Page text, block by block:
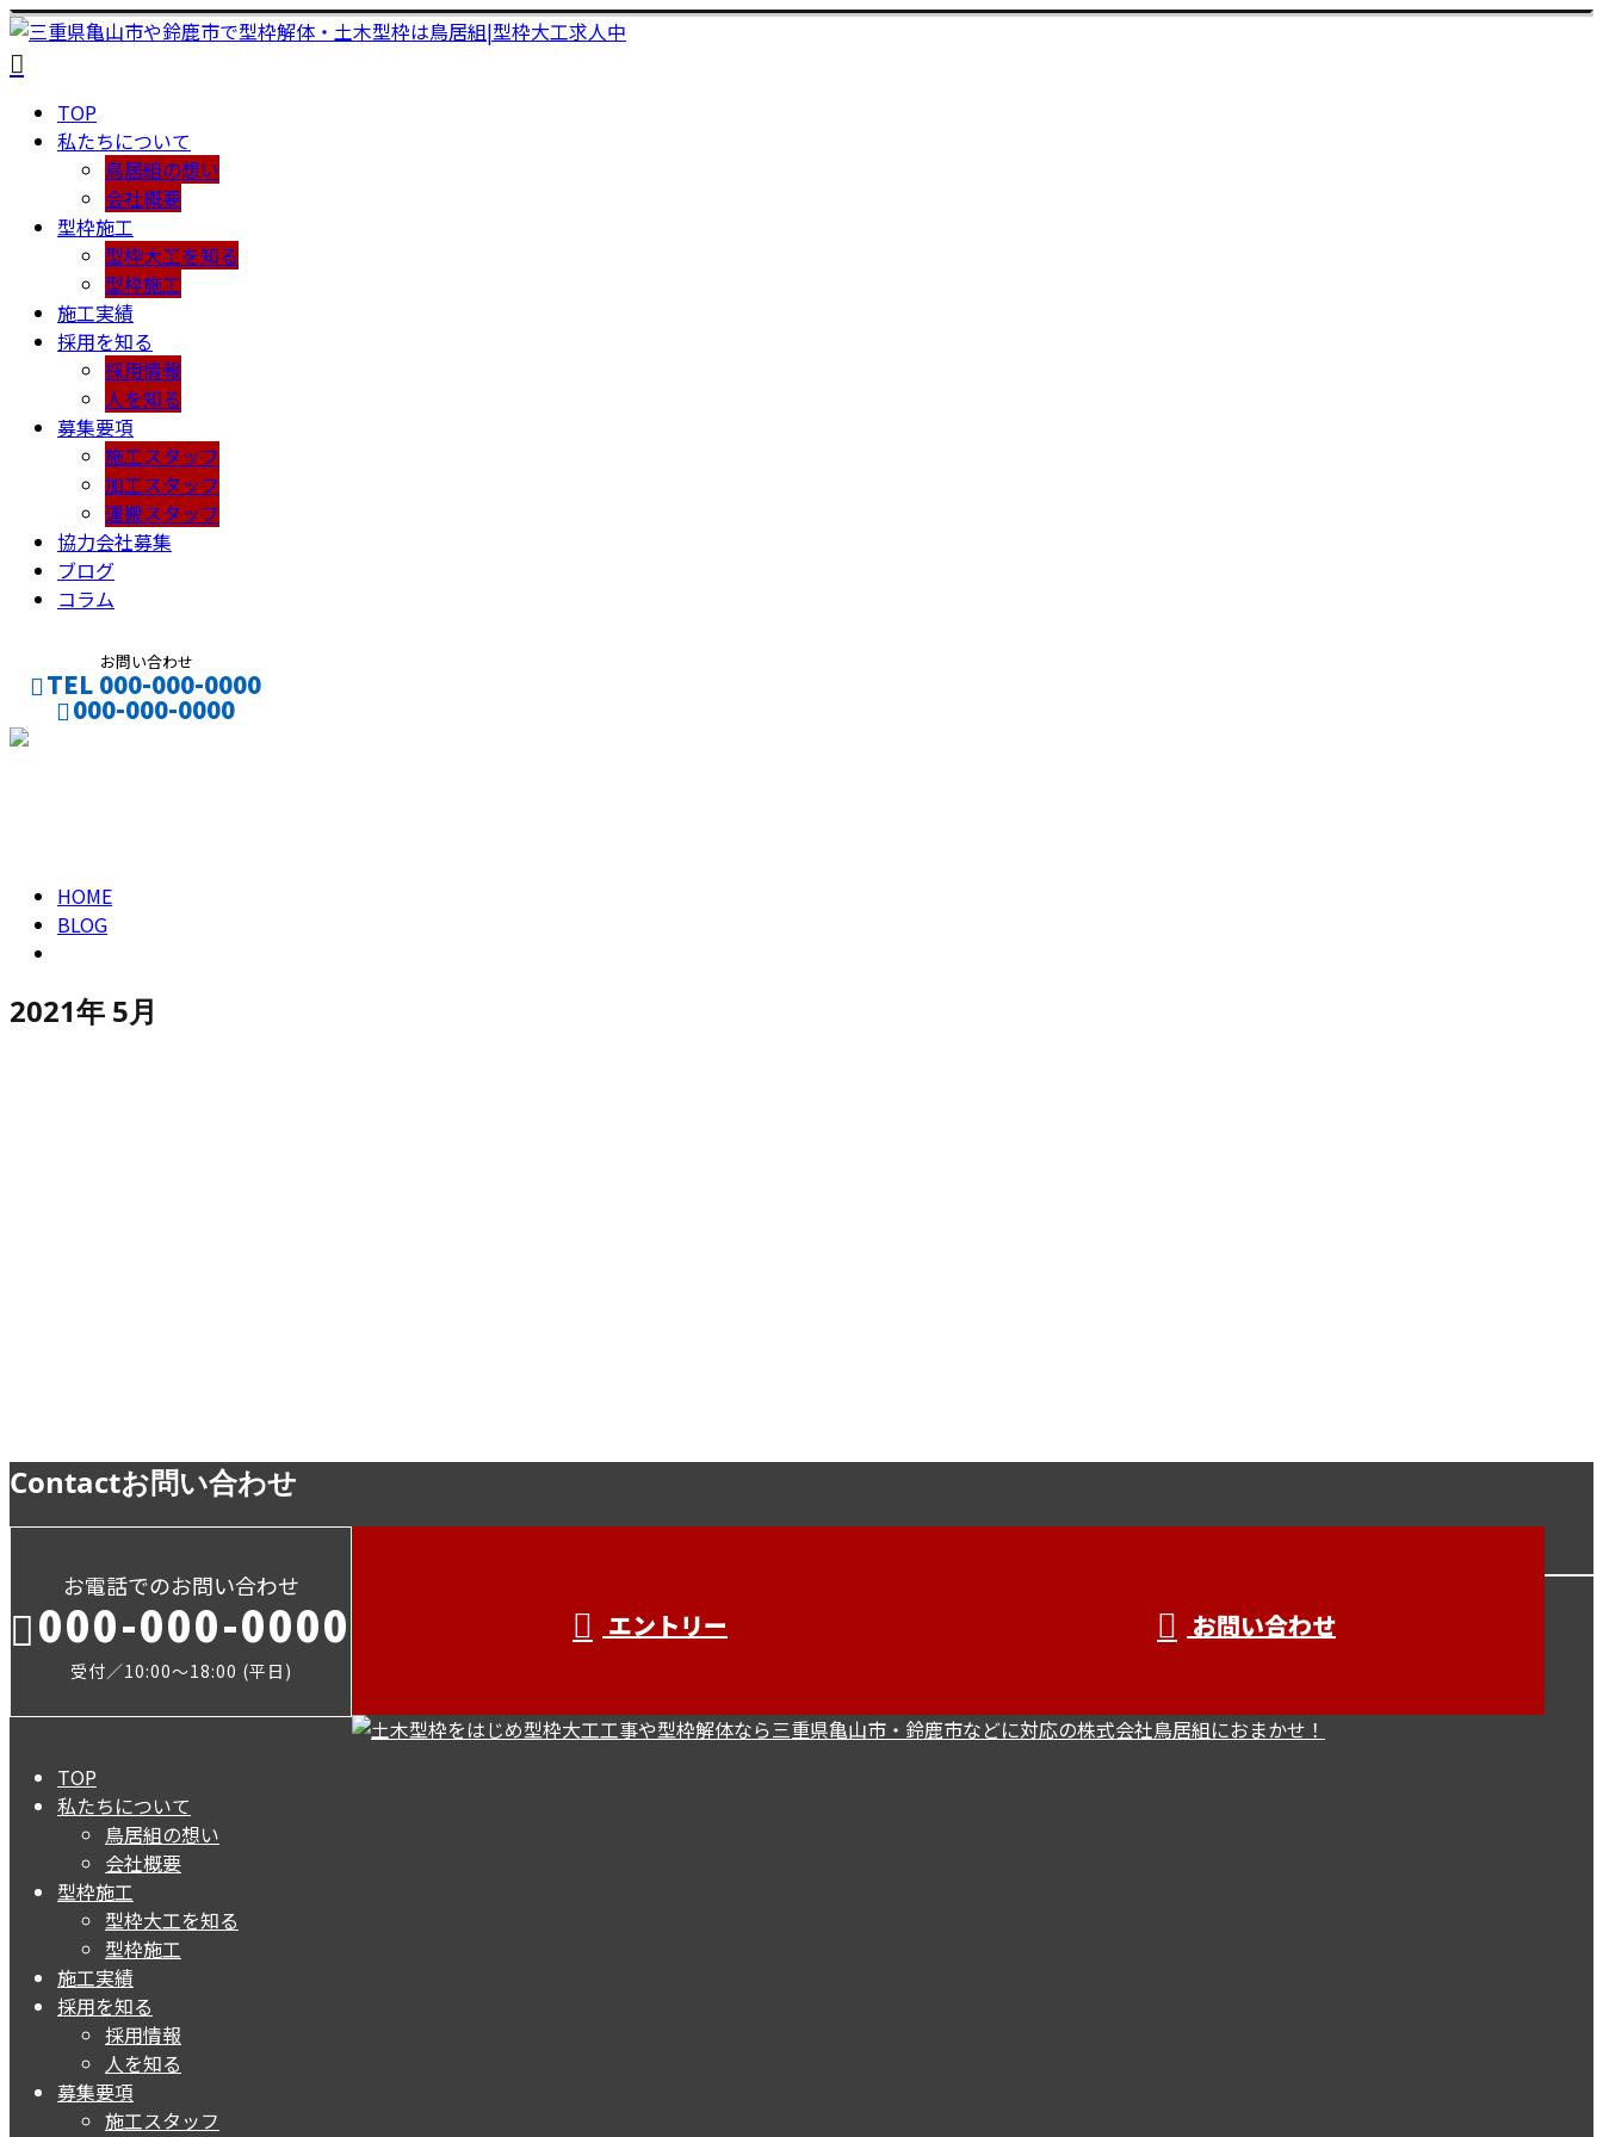
TOP
私たちについて
鳥居組の想い
会社概要
型枠施工
型枠大工を知る
型枠施工
施工実績
採用を知る
採用情報
人を知る
募集要項
施工スタッフ
加工スタッフ
運搬スタッフ
協力会社募集
ブログ
コラム
お問い合わせ
TEL 000-000-0000
000-000-0000
HOME
BLOG
2021年 5月
Contactお問い合わせ
お電話でのお問い合わせ
000-000-0000
受付／10:00～18:00 (平日)
エントリー お問い合わせ
TOP
私たちについて
鳥居組の想い
会社概要
型枠施工
型枠大工を知る
型枠施工
施工実績
採用を知る
採用情報
人を知る
募集要項
施工スタッフ